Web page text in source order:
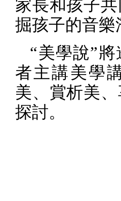
家長和孩子
掘孩子的音樂
“美學說”
者主講美學
美、賞析美
探討。